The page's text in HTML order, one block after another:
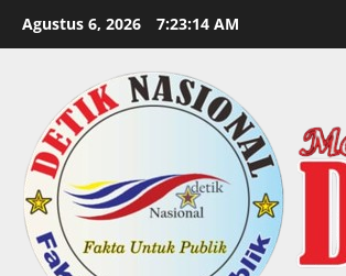
Agustus 6, 2026 7:23:15 AM